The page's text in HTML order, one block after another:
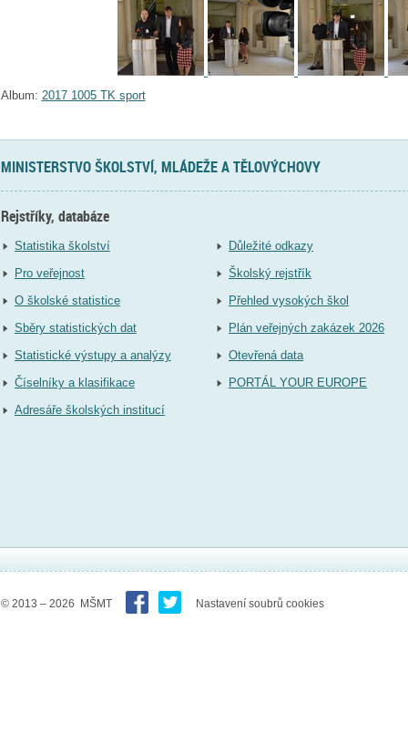
Album: 2017 1005 TK sport
MINISTERSTVO ŠKOLSTVÍ, MLÁDEŽE A TĚLOVÝCHOVY
Rejstříky, databáze
Statistika školství
Pro veřejnost
O školské statistice
Sběry statistických dat
Statistické výstupy a analýzy
Číselníky a klasifikace
Adresáře školských institucí
Důležité odkazy
Školský rejstřík
Přehled vysokých škol
Plán veřejných zakázek 2026
Otevřená data
PORTÁL YOUR EUROPE
© 2013 – 2026 MŠMT Nastavení soubrů cookies